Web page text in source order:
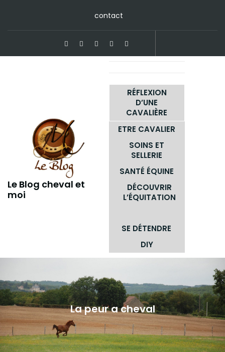
contact
Le Blog cheval et
moi
RÉFLEXION
D’UNE
CAVALIÈRE
ETRE CAVALIER
SOINS ET
SELLERIE
SANTÉ ÉQUINE
DÉCOUVRIR
L’ÉQUITATION
SE DÉTENDRE
DIY
La peur a cheval